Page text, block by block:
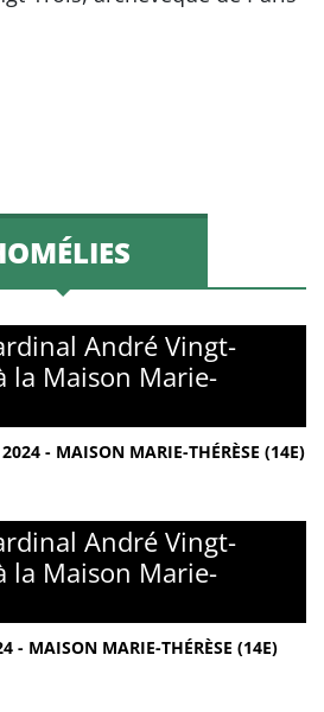
André Vingt-
la Maison Marie-
- MAISON MARIE-THÉRÈSE (14E)
André Vingt-
la Maison Marie-
- MAISON MARIE-THÉRÈSE (14E)